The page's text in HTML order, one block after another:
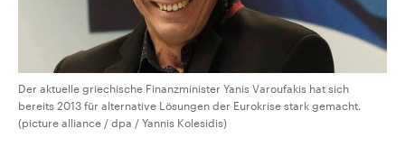
Der aktuelle griechische Finanzminister Yanis Varoufakis hat sich
bereits 2013 für alternative Lösungen der Eurokrise stark gemacht.
(picture alliance / dpa / Yannis Kolesidis)